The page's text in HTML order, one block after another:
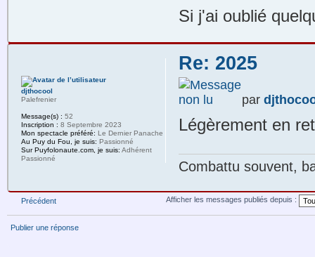
Si j'ai oublié
Re: 2025
par
Légèrement en
Combattu souvent,
djthocool
Palefrenier
Message(s) : 52
Inscription : 8 Septembre 2023
Mon spectacle préféré: Le Dernier Panache
Au Puy du Fou, je suis: Passionné
Sur Puyfolonaute.com, je suis: Adhérent
Passionné
Précédent Afficher les messages publiés depuis :
Publier une réponse